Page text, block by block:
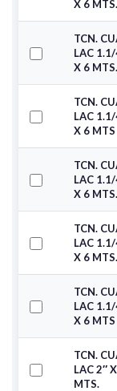
X 6 MTS.
TCN.
LAC 1.1/
X 6 MTS.
TCN.
LAC
X 6 MTS
TCN.
LAC
X 6 MTS.
TCN.
LAC
X 6 MTS.
TCN.
LAC
X 6 MTS
TCN.
LAC 2″
MTS.